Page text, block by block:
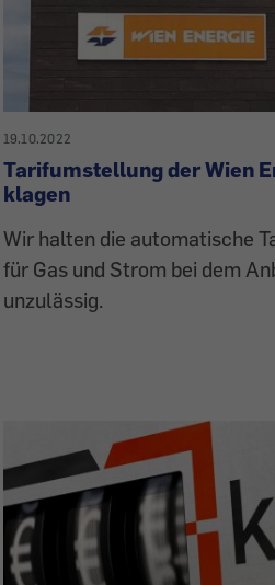
19.10.2022
Tarifumstellung der Wien
klagen
Wir halten die automatische
für Gas und Strom bei dem
unzulässig.